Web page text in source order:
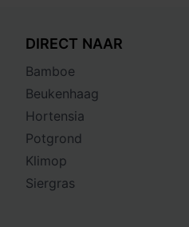
DIRECT NAAR
Bamboe
Beukenhaag
Hortensia
Potgrond
Klimop
Siergras